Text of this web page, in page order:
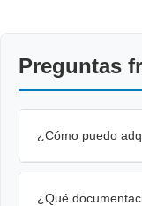
Preguntas
¿Cómo puedo
¿Qué